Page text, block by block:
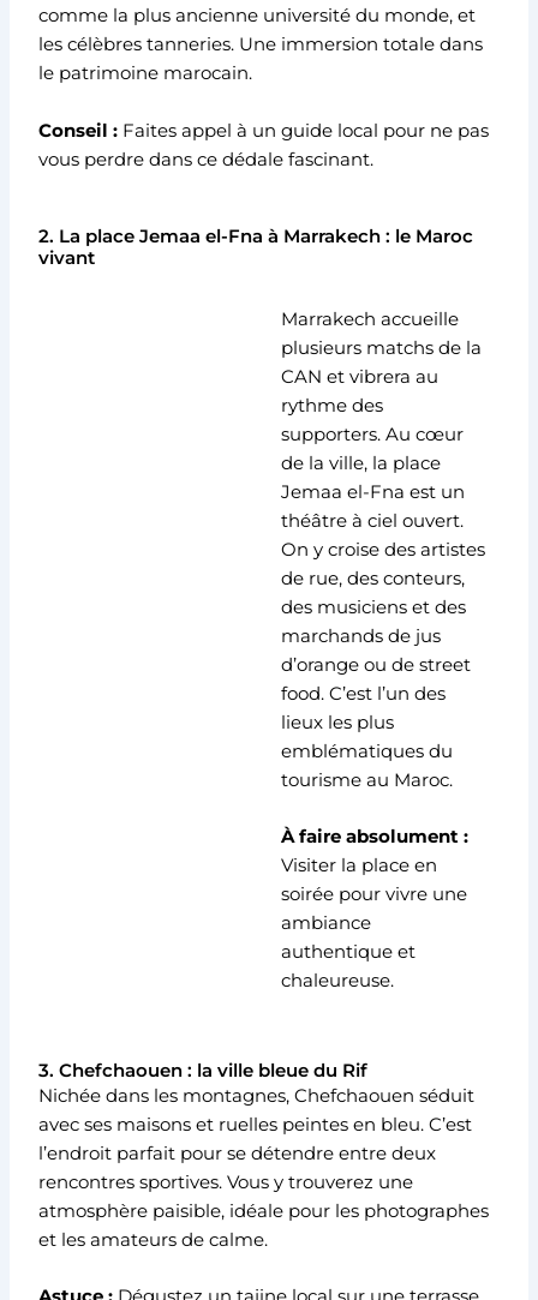
comme la plus ancienne université du monde, et
les célèbres tanneries. Une immersion totale dans
le patrimoine marocain.
Conseil : Faites appel à un guide local pour ne pas
vous perdre dans ce dédale fascinant.
2. La place Jemaa el-Fna à Marrakech : le Maroc
vivant
Marrakech accueille
plusieurs matchs de la
CAN et vibrera au
rythme des
supporters. Au cœur
de la ville, la place
Jemaa el-Fna est un
théâtre à ciel ouvert.
On y croise des artistes
de rue, des conteurs,
des musiciens et des
marchands de jus
d’orange ou de street
food. C’est l’un des
lieux les plus
emblématiques du
tourisme au Maroc.
À faire absolument :
Visiter la place en
soirée pour vivre une
ambiance
authentique et
chaleureuse.
3. Chefchaouen : la ville bleue du Rif
Nichée dans les montagnes, Chefchaouen séduit
avec ses maisons et ruelles peintes en bleu. C’est
l’endroit parfait pour se détendre entre deux
rencontres sportives. Vous y trouverez une
atmosphère paisible, idéale pour les photographes
et les amateurs de calme.